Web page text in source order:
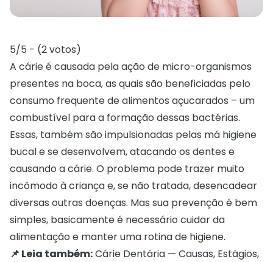
5/5 - (2 votos)
A cárie é causada pela ação de micro-organismos
presentes na boca, as quais são beneficiadas pelo
consumo frequente de alimentos açucarados – um
combustível para a formação dessas bactérias.
Essas, também são impulsionadas pelas má higiene
bucal e se desenvolvem, atacando os dentes e
causando a cárie. O problema pode trazer muito
incômodo à criança e, se não tratada, desencadear
diversas outras doenças. Mas sua prevenção é bem
simples, basicamente é necessário cuidar da
alimentação e manter uma rotina de higiene.
📌 Leia também:Cárie Dentária — Causas, Estágios,